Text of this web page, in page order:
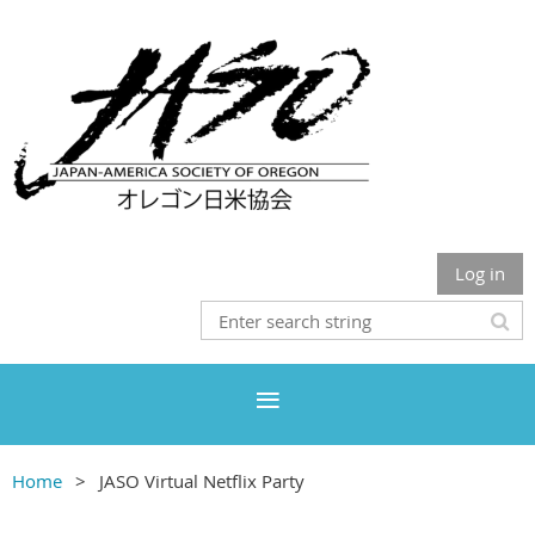
Log in
Home JASO Virtual Netflix Party